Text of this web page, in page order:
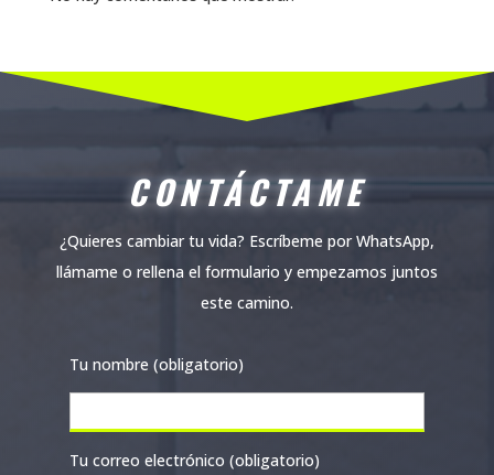
CONTÁCTAME
¿Quieres cambiar tu vida? Escríbeme por WhatsApp,
llámame o rellena el formulario y empezamos juntos
este camino.
Tu nombre (obligatorio)
Tu correo electrónico (obligatorio)